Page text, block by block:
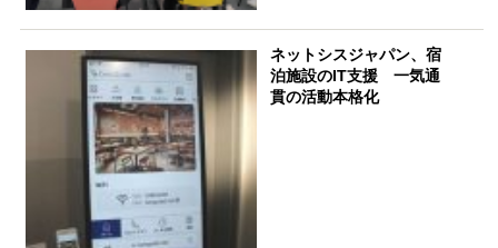
ネットシスジャパン、宿
泊施設のIT支援 一気通
貫の活動本格化